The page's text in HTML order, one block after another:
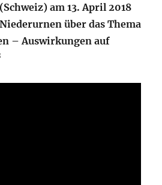
am 13. April 2018
über das Thema
– Auswirkungen auf